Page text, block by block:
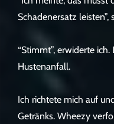
Schadenersatz leisten”,
“Stimmt”, erwiderte
Hustenanfall.
Ich richtete mich auf
Getränks. Wheezy